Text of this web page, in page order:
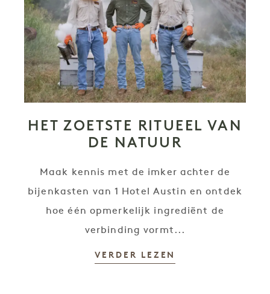
HET ZOETSTE RITUEEL VAN
DE NATUUR
Maak kennis met de imker achter de
bijenkasten van 1 Hotel Austin en ontdek
hoe één opmerkelijk ingrediënt de
verbinding vormt...
VERDER LEZEN